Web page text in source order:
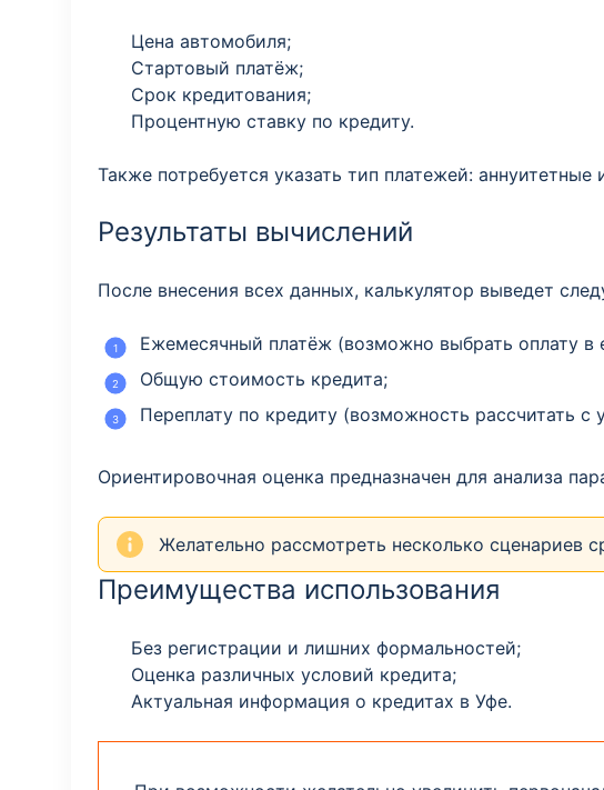
Цена автомобиля;
Стартовый платёж;
Срок кредитования;
Процентную ставку по кредиту.
Также потребуется указать тип платежей:
Результаты вычислений
После внесения всех данных, калькулятор выведет
Ежемесячный платёж (возможно выбрать оплату в
Общую стоимость кредита;
Переплату по кредиту (возможность рассчитать с
Ориентировочная оценка предназначен для анализа
Желательно рассмотреть несколько сценариев
Преимущества использования
Без регистрации и лишних формальностей;
Оценка различных условий кредита;
Актуальная информация о кредитах в Уфе.